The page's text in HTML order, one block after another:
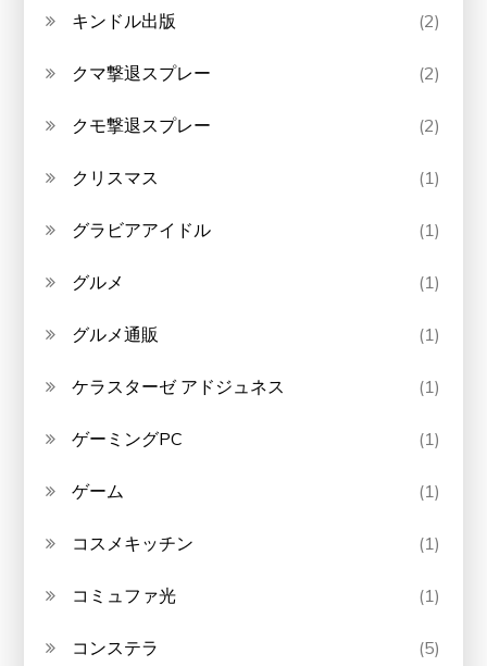
キンドル出版 (2)
クマ撃退スプレー (2)
クモ撃退スプレー (2)
クリスマス (1)
グラビアアイドル (1)
グルメ (1)
グルメ通販 (1)
ケラスターゼ アドジュネス (1)
ゲーミングPC (1)
ゲーム (1)
コスメキッチン (1)
コミュファ光 (1)
コンステラ (5)